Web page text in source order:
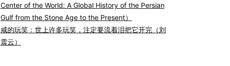
Center of the World: A Global History of the Persian
Gulf from the Stone Age to the Present）
咸的玩笑：世上许多玩笑，注定要流着泪把它开完（刘
震云）